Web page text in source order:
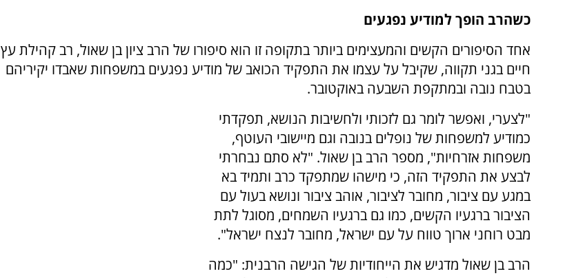
כשהרב הופך למודיע נפגעים
אחד הסיפורים הקשים והמעצימים ביותר בתקופה זו הוא סיפורו של הרב ציון בן שאול, רב קהילת עץ
חיים בגני תקווה, שקיבל על עצמו את התפקיד הכואב של מודיע נפגעים במשפחות שאבדו יקיריהם
בטבח נובה ובמתקפת השבעה באוקטובר.
"לצערי, ואפשר לומר גם לזכותי ולחשיבות הנושא, תפקדתי
כמודיע למשפחות של נופלים בנובה וגם מיישובי העוטף,
משפחות אזרחיות", מספר הרב בן שאול. "לא סתם נבחרתי
לבצע את התפקיד הזה, כי מישהו שמתפקד כרב ותמיד בא
במגע עם ציבור, מחובר לציבור, אוהב ציבור ונושא בעול עם
הציבור ברגעיו הקשים, כמו גם ברגעיו השמחים, מסוגל לתת
מבט רוחני ארוך טווח על עם ישראל, מחובר לנצח ישראל".
הרב בן שאול מדגיש את הייחודיות של הגישה הרבנית: "כמה